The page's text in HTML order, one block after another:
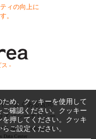
ィの向上に
。
ス -
よくある質問
イバシーポリシー
All Rights Reserved.
Data Center
め、クッキーを使用して
ご確認ください。クッキー
押してください。クッキ
ご設定ください。